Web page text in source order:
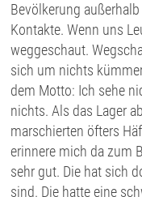
Bevölkerung
Kontakte. Wenn uns
weggeschaut.
sich um nichts
dem Motto: Ich sehe
nichts. Als das Lager
marschierten öfters
erinnere mich da zum
sehr gut. Die hat sich
sind. Die hatte eine